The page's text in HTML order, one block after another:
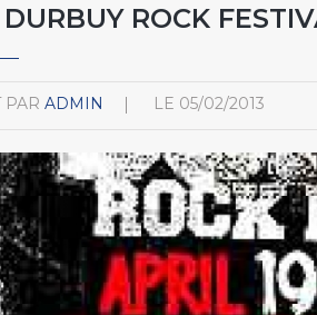
DURBUY ROCK
PAR ADMIN LE 05/02/2013